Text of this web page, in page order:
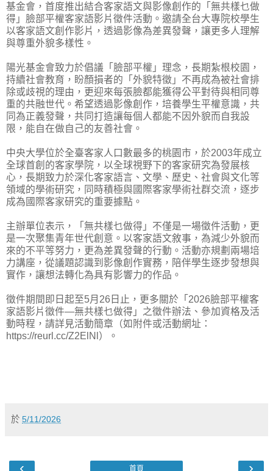
基金會，首度推出結合客家語文與影像創作的「無共樣乜做
得」臉部平權客家語影片徵件活動。邀請全台大專院校學生
以客家語文創作影片，透過影像為差異發聲，讓更多人理解
與尊重外貌多樣性。
陽光基金會致力於倡議「臉部平權」理念，長期紮根校園，
持續社會教育，盼顏損者的「外貌特徵」不再成為被社會排
除或歧視的理由，更迎來每張臉都能獲得公平對待與相同尊
重的共融世代。希望透過影像創作，培養學生平權意識，共
同為正義發聲，共同打造讓每個人都能不因外貌而自我設
限，能自在做自己的友善社會。
中央大學位於全臺客家人口數最多的桃園市，於2003年成立
全球首創的客家學院，以全球視野下的客家研究為發展核
心，長期致力於深化客家語言、文學、歷史、社會與文化等
領域的學術研究，同時積極與國際客家學術社群交流，逐步
成為國際客家研究的重要據點。
主辦單位表示，「無共樣乜做得」不僅是一場徵件活動，更
是一次聚集青年世代創意。以客家語文敘事，為減少外貌而
來的不平等努力，更為差異發聲的行動。活動亦規劃兩場培
力講座，從議題認識到影像創作實務，陪伴學生逐步發想與
實作，讓想法轉化為具有影響力的作品。
徵件期間即日起至5月26日止，更多關於「2026臉部平權客
家語影片徵件—無共樣乜做得」之徵件辦法、參加資格及活
動時程，請詳見活動簡章（如附件或活動網址：
https://reurl.cc/Z2ElNl）。
於 5/11/2026
‹ ›
首頁